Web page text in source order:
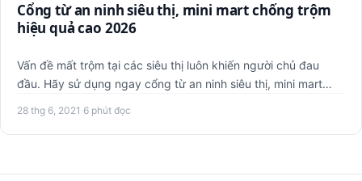
Cổng từ an ninh siêu thị, mini mart chống trộm
hiệu quả cao 2026
Vấn đề mất trộm tại các siêu thị luôn khiến người chủ đau
đầu. Hãy sử dụng ngay cổng từ an ninh siêu thị, mini mart
28 thg 6, 2021 ·6 phút đọc